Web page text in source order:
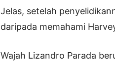
Jelas, setelah
daripada memahami
Wajah Lizandro Parada